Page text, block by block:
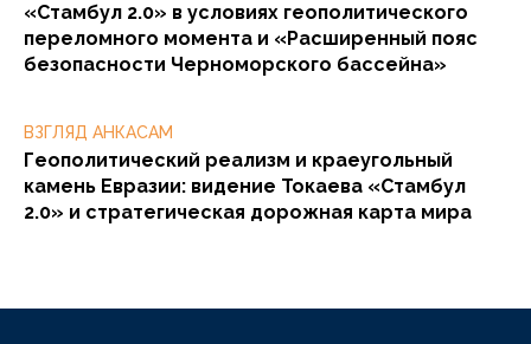
«Стамбул 2.0» в условиях геополитического
переломного момента и «Расширенный пояс
безопасности Черноморского бассейна»
ВЗГЛЯД АНКАСАМ
Геополитический реализм и краеугольный
камень Евразии: видение Токаева «Стамбул
2.0» и стратегическая дорожная карта мира